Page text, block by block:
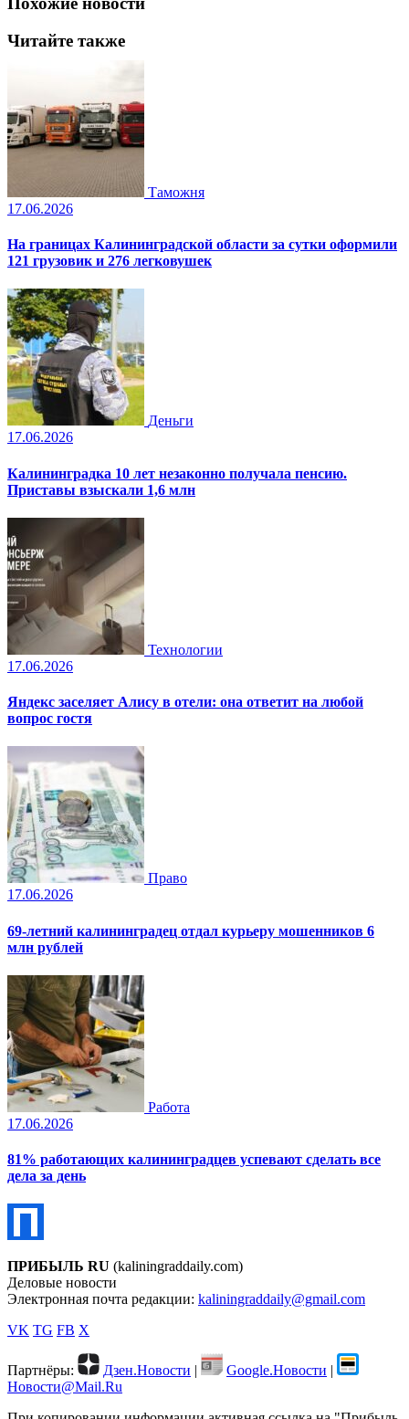
Читайте также
Таможня
17.06.2026
На границах Калининградской области за сутки оформили
121 грузовик и 276 легковушек
Деньги
17.06.2026
Калининградка 10 лет незаконно получала пенсию.
Приставы взыскали 1,6 млн
Технологии
17.06.2026
Яндекс заселяет Алису в отели: она ответит на любой
вопрос гостя
Право
17.06.2026
69-летний калининградец отдал курьеру мошенников 6
млн рублей
Работа
17.06.2026
81% работающих калининградцев успевают сделать все
дела за день
ПРИБЫЛЬ RU (kaliningraddaily.com)
Деловые новости
Электронная почта редакции: kaliningraddaily@gmail.com
VK TG FB X
Партнёры: Дзен.Новости | Google.Новости |
Новости@Mail.Ru